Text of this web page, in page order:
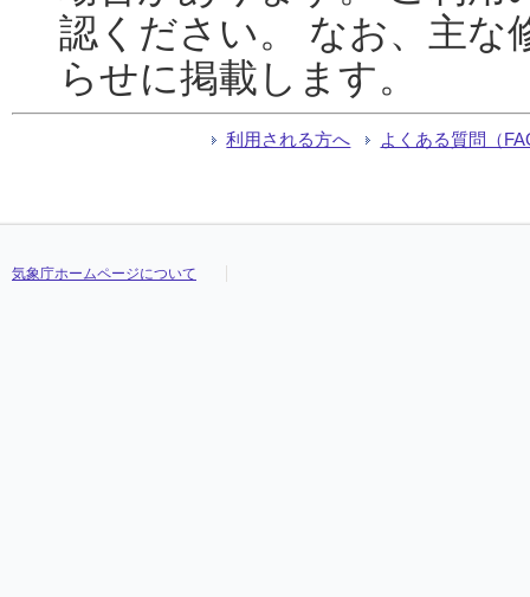
認ください。 なお、主な
らせに掲載します。
利用される方へ よくある質問（
気象庁ホームページについて